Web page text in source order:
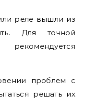
реле вышли из
Для точной
проблем с
решать их